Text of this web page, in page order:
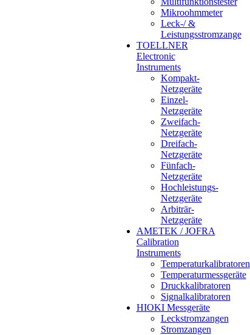
Mikroohmmeter
Leck-/ &
Leistungsstromzange
TOELLNER
Electronic
Instruments
Kompakt-
Netzgeräte
Einzel-
Netzgeräte
Zweifach-
Netzgeräte
Dreifach-
Netzgeräte
Fünfach-
Netzgeräte
Hochleistungs-
Netzgeräte
Arbiträr-
Netzgeräte
AMETEK / JOFRA
Calibration
Instruments
Temperaturkalibratoren
Temperaturmessgeräte
Druckkalibratoren
Signalkalibratoren
HIOKI Messgeräte
Leckstromzangen
Stromzangen